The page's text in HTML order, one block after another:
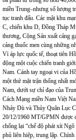
miền Trung–nhưng số lượng
tục tranh đấu. Các mật khu
C, chiến khu D, Đồng Tháp
thương, Cộng Sản xuất cảng
cảng thuốc men cùng những
Vì áp lực quốc tế, thoạt tiên
động một cuộc chiến tranh
Nam. Cánh tay ngoại vi của
một thứ mặt trận thống nhất
Nam, dưới sự chỉ đạo của
Cách Mạng miền Nam Việt
Nhảy Dù và Thủy Quân Lục
20/12/1960 MT/GPMN được
chống lại “chế độ phát xít
phủ liên hiệp, trung lập.